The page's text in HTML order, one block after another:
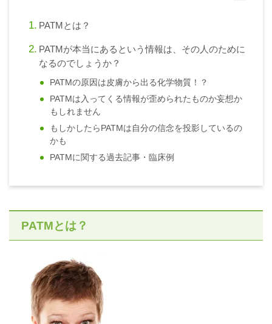
PATMとは？
PATMが本当にあるという情報は、その人のために
なるのでしょうか？
PATMの原因は皮膚から出る化学物質！？
PATMは入ってくる情報が歪められたものか妄想か
もしれません
もしかしたらPATMは自分の信念を投影しているの
かも
PATMに関する過去記事・臨床例
PATMとは？